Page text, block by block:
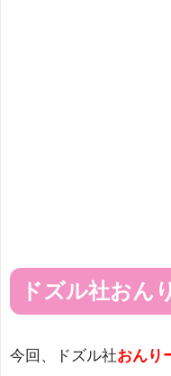
ドズル社おん
今回、ドズル社おんり